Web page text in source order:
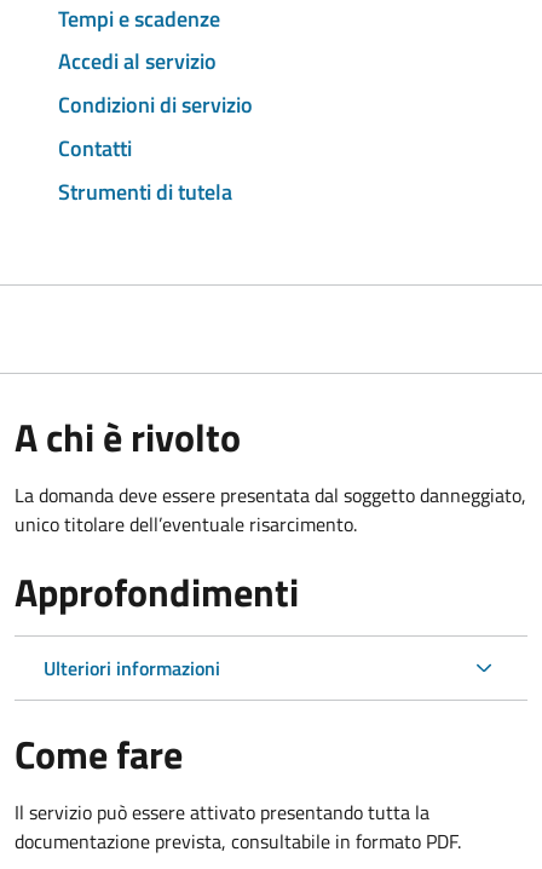
Tempi e scadenze
Accedi al servizio
Condizioni di servizio
Contatti
Strumenti di tutela
A chi è rivolto
La domanda deve essere presentata dal soggetto danneggiato,
unico titolare dell’eventuale risarcimento.
Approfondimenti
Ulteriori informazioni
Come fare
Il servizio può essere attivato presentando tutta la
documentazione prevista, consultabile in formato PDF.